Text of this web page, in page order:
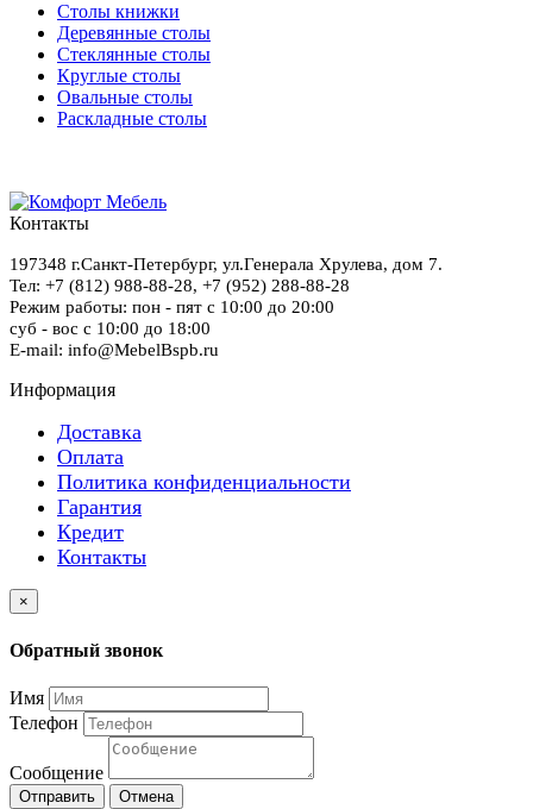
Столы книжки
Деревянные столы
Стеклянные столы
Круглые столы
Овальные столы
Раскладные столы
Контакты
197348 г.Санкт-Петербург, ул.Генерала Хрулева, дом 7.
Тел: +7 (812) 988-88-28, +7 (952) 288-88-28
Режим работы: пон - пят с 10:00 до 20:00
суб - вос с 10:00 до 18:00
E-mail: info@MebelBspb.ru
Информация
Доставка
Оплата
Политика конфиденциальности
Гарантия
Кредит
Контакты
×
Обратный звонок
Имя
Телефон
Сообщение
Отправить
Отмена